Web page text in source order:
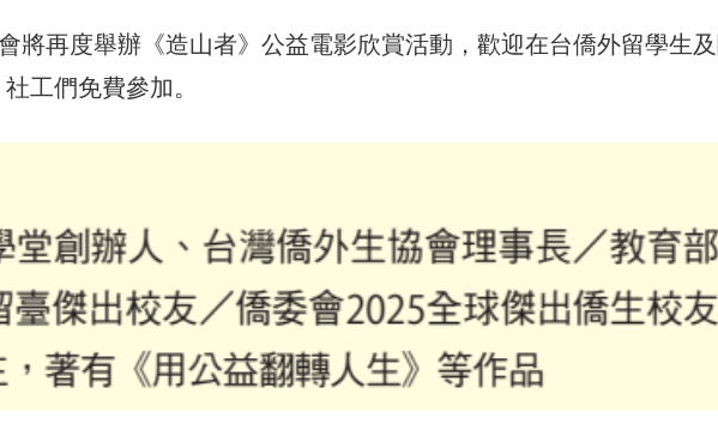
將再度舉辦《造山者》公益電影欣賞活動，歡迎在台僑外留學生
工們免費參加。